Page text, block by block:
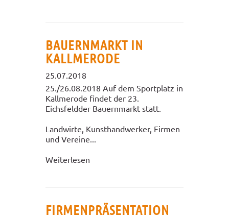
BAUERNMARKT IN
KALLMERODE
25.07.2018
25./26.08.2018 Auf dem Sportplatz in
Kallmerode findet der 23.
Eichsfeldder Bauernmarkt statt.
Landwirte, Kunsthandwerker, Firmen
und Vereine...
Weiterlesen
FIRMENPRÄSENTATION